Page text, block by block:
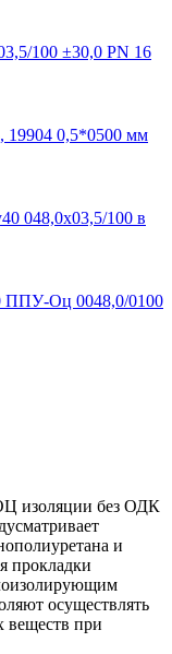
100 ±30,0 PN 16
0,5*0500 мм
048,0х03,5/100 в
ППУ-Оц 0048,0/0100
изоляции без ОДК
и
прокладки
осуществлять
веществ при